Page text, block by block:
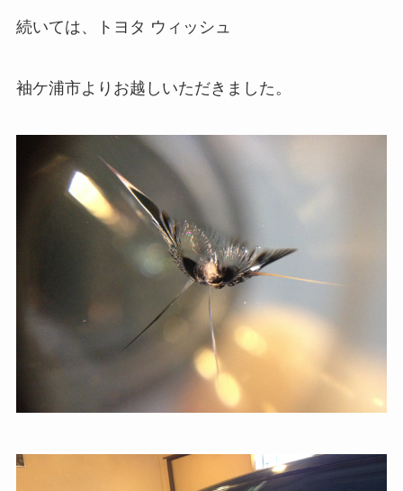
続いては、トヨタ ウィッシュ
袖ケ浦市よりお越しいただきました。